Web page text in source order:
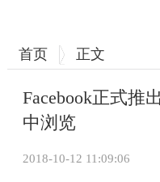
首页 正文
Facebook正式推
中浏览
2018-10-12 11:09:06